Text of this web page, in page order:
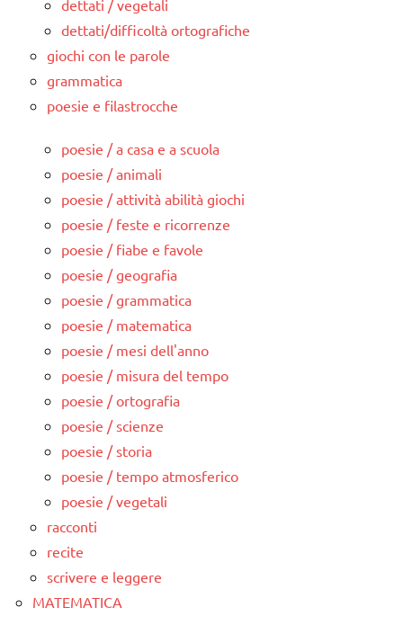
dettati / vegetali
dettati/difficoltà ortografiche
giochi con le parole
grammatica
poesie e filastrocche
poesie / a casa e a scuola
poesie / animali
poesie / attività abilità giochi
poesie / feste e ricorrenze
poesie / fiabe e favole
poesie / geografia
poesie / grammatica
poesie / matematica
poesie / mesi dell'anno
poesie / misura del tempo
poesie / ortografia
poesie / scienze
poesie / storia
poesie / tempo atmosferico
poesie / vegetali
racconti
recite
scrivere e leggere
MATEMATICA